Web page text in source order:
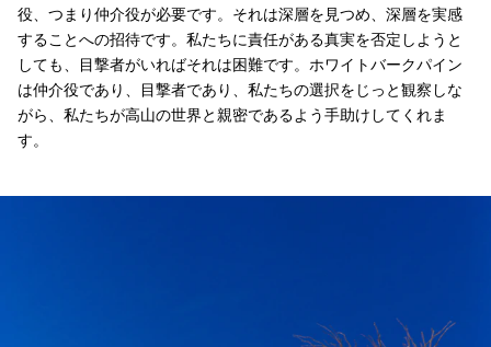
役、つまり仲介役が必要です。それは深層を見つめ、深層を実感
することへの招待です。私たちに責任がある真実を否定しようと
しても、目撃者がいればそれは困難です。ホワイトバークパイン
は仲介役であり、目撃者であり、私たちの選択をじっと観察しな
がら、私たちが高山の世界と親密であるよう手助けしてくれま
す。